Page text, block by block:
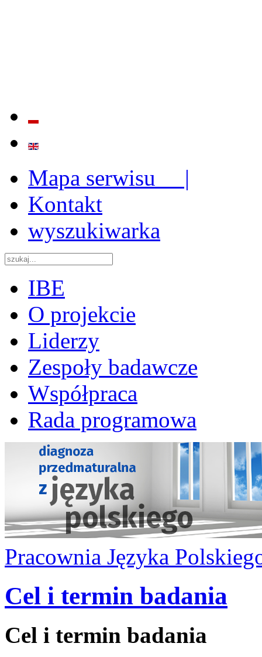
Mapa serwisu |
Kontakt
wyszukiwarka
IBE
O projekcie
Liderzy
Zespoły badawcze
Współpraca
Rada programowa
Pracownia Języka
Cel i termin badania
Cel i termin badania